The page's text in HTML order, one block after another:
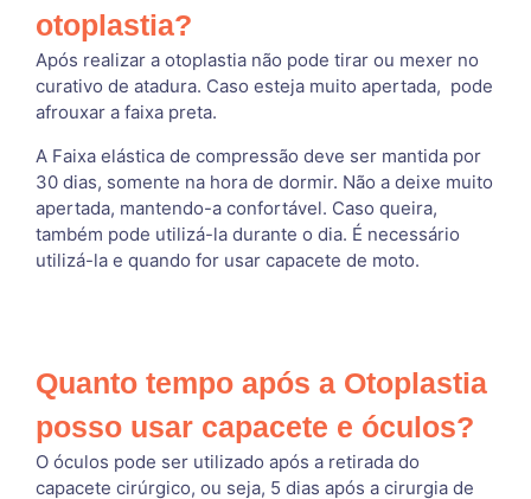
otoplastia?
Após realizar a otoplastia não pode tirar ou mexer no
curativo de atadura. Caso esteja muito apertada, pode
afrouxar a faixa preta.
A Faixa elástica de compressão deve ser mantida por
30 dias, somente na hora de dormir. Não a deixe muito
apertada, mantendo-a confortável. Caso queira,
também pode utilizá-la durante o dia. É necessário
utilizá-la e quando for usar capacete de moto.
Quanto tempo após a Otoplastia
posso usar capacete e óculos?
O óculos pode ser utilizado após a retirada do
capacete cirúrgico, ou seja, 5 dias após a cirurgia de